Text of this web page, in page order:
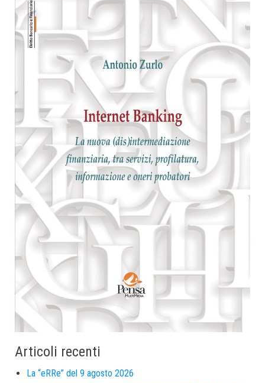
Articoli recenti
La “eRRe” del 9 agosto 2026